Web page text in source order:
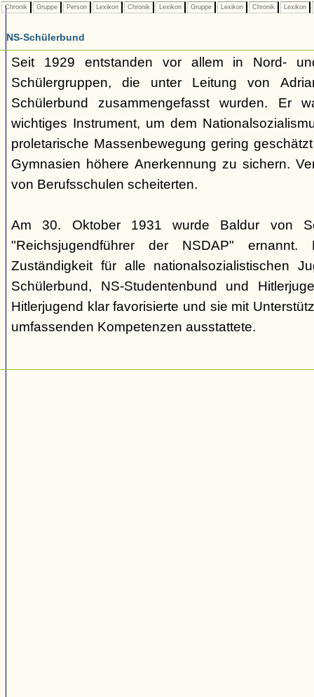
Chronik Gruppe Person Lexikon Chronik Lexikon Gruppe Lexikon Chronik Lexikon
NS-Schülerbund
Seit 1929 entstanden vor allem in Nord-
Schülergruppen, die unter Leitung von
Schülerbund zusammengefasst wurden. Er
wichtiges Instrument, um dem
proletarische Massenbewegung gering
Gymnasien höhere Anerkennung zu sichern.
von Berufsschulen scheiterten.
Am 30. Oktober 1931 wurde Baldur von
"Reichsjugendführer der NSDAP"
Zuständigkeit für alle nationalsozialistischen
Schülerbund, NS-Studentenbund und
Hitlerjugend klar favorisierte und sie mit
umfassenden Kompetenzen ausstattete.